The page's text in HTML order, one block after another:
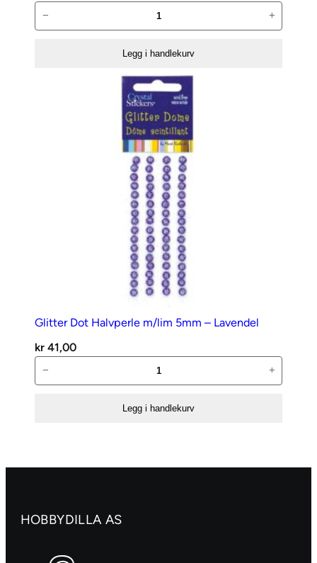
antall
− +
Legg i handlekurv
Glitter Dot Halvperle m/lim 5mm – Lavendel
kr 41,00
Dot
Lavendel
− +
Legg i handlekurv
HOBBYDILLA AS